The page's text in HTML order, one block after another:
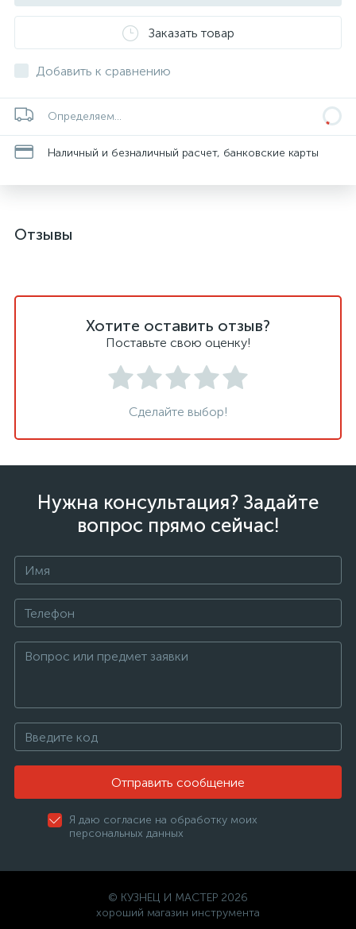
Заказать товар
Добавить к сравнению
Определяем...
Наличный и безналичный расчет, банковские карты
Отзывы
Хотите оставить отзыв?
Поставьте свою оценку!
Сделайте выбор!
Нужна консультация? Задайте
вопрос прямо сейчас!
Отправить сообщение
Я даю согласие на обработку моих
персональных данных
© КУЗНЕЦ И МАСТЕР 2026
хороший магазин инструмента